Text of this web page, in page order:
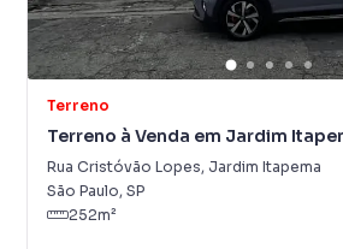
Terreno
Terreno à Venda em Jardim
Rua Cristóvão Lopes, Jardim Itapema
São Paulo, SP
252m²